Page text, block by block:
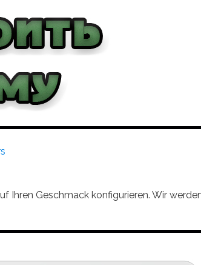
Ihren Geschmack konfigurieren. Wir